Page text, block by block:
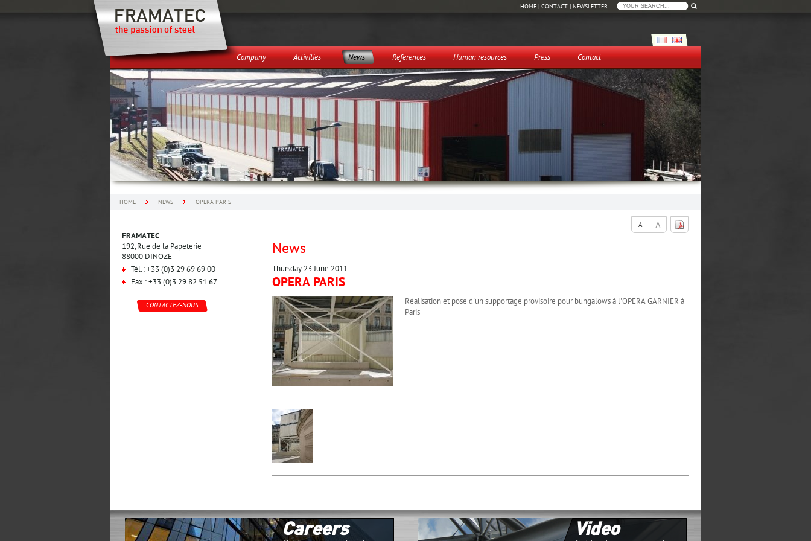
HOME | CONTACT | NEWSLETTER
Company Activities News References Human resources Press Contact
HOME NEWS OPERA PARIS
FRAMATEC
192, Rue de la Papeterie
88000 DINOZE
Tél. : +33 (0)3 29 69 69 00
Fax : +33 (0)3 29 82 51 67
CONTACTEZ-NOUS
A A
News
Thursday 23 June 2011
OPERA PARIS
Réalisation et pose d'un supportage provisoire pour bungalows à l'OPERA GARNIER à
Paris
Careers Video